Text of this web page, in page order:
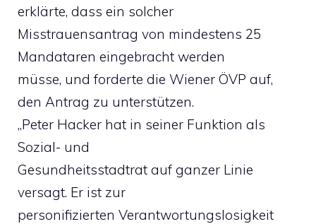
erklärte, dass ein solcher
Misstrauensantrag von mindestens 25
Mandataren eingebracht werden
müsse, und forderte die Wiener ÖVP auf,
den Antrag zu unterstützen.
„Peter Hacker hat in seiner Funktion als
Sozial- und
Gesundheitsstadtrat auf ganzer Linie
versagt. Er ist zur
personifizierten Verantwortungslosigkeit